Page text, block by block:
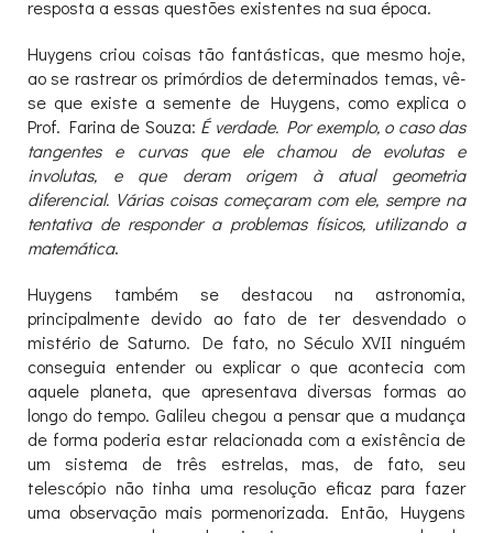
resposta a essas questões existentes na sua época.
Huygens criou coisas tão fantásticas, que mesmo hoje,
ao se rastrear os primórdios de determinados temas, vê-
se que existe a semente de Huygens, como explica o
Prof. Farina de Souza: É verdade. Por exemplo, o caso das
tangentes e curvas que ele chamou de evolutas e
involutas, e que deram origem à atual geometria
diferencial. Várias coisas começaram com ele, sempre na
tentativa de responder a problemas físicos, utilizando a
matemática.
Huygens também se destacou na astronomia,
principalmente devido ao fato de ter desvendado o
mistério de Saturno. De fato, no Século XVII ninguém
conseguia entender ou explicar o que acontecia com
aquele planeta, que apresentava diversas formas ao
longo do tempo. Galileu chegou a pensar que a mudança
de forma poderia estar relacionada com a existência de
um sistema de três estrelas, mas, de fato, seu
telescópio não tinha uma resolução eficaz para fazer
uma observação mais pormenorizada. Então, Huygens